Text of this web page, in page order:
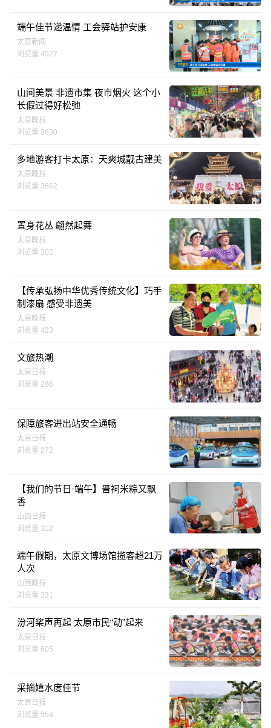
端午佳节递温情 工会驿站护安康
太原新闻
浏览量 4527
山间美景 非遗市集 夜市烟火 这个小
长假过得好松弛
太原晚报
浏览量 3630
多地游客打卡太原：天爽城靓古建美
太原晚报
浏览量 3862
置身花丛 翩然起舞
太原晚报
浏览量 302
【传承弘扬中华优秀传统文化】巧手
制漆扇 感受非遗美
太原晚报
浏览量 423
文旅热潮
太原日报
浏览量 286
保障旅客进出站安全通畅
太原日报
浏览量 272
【我们的节日·端午】晋祠米粽又飘
香
山西日报
浏览量 312
端午假期，太原文博场馆揽客超21万
人次
山西晚报
浏览量 331
汾河桨声再起 太原市民“动”起来
太原日报
浏览量 605
采摘嬉水度佳节
太原日报
浏览量 558